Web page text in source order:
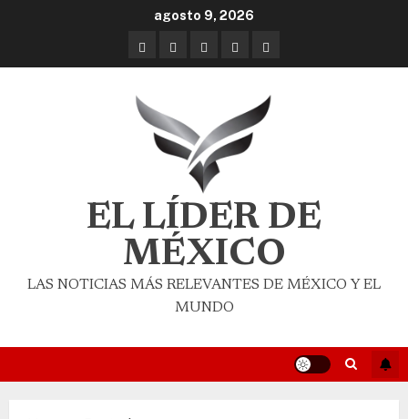
agosto 9, 2026
EL LÍDER DE
MÉXICO
LAS NOTICIAS MÁS RELEVANTES DE MÉXICO Y EL
MUNDO